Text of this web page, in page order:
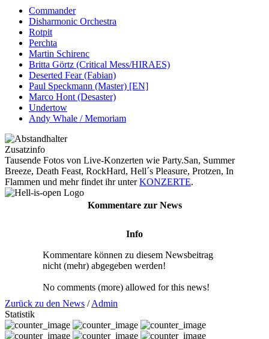
Commander
Disharmonic Orchestra
Rotpit
Perchta
Martin Schirenc
Britta Görtz (Critical Mess/HIRAES)
Deserted Fear (Fabian)
Paul Speckmann (Master) [EN]
Marco Hont (Desaster)
Undertow
Andy Whale / Memoriam
Zusatzinfo
Tausende Fotos von Live-Konzerten wie Party.San, Summer
Breeze, Death Feast, RockHard, Hell´s Pleasure, Protzen, In
Flammen und mehr findet ihr unterKONZERTE.
Kommentare zur News
Info
Kommentare können zu diesem Newsbeitrag
nicht (mehr) abgegeben werden!
No comments (more) allowed for this news!
Zurück zu den News /Admin
Statistik